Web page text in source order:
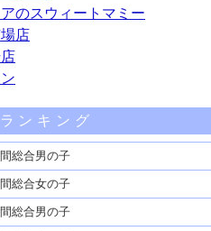
のスウィートマミー
店
ンキング
総合男の子
総合女の子
総合男の子